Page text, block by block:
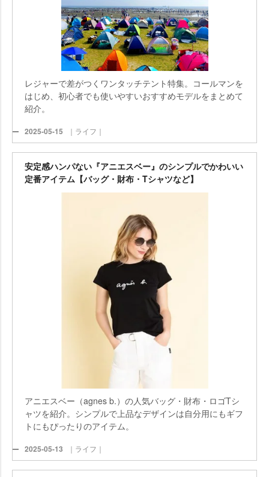
レジャーで差がつくワンタッチテント特集。コールマンを
はじめ、初心者でも使いやすいおすすめモデルをまとめて
紹介。
2025-05-15 ｜ライフ｜
安定感ハンパない『アニエスベー』のシンプルでかわいい
定番アイテム【バッグ・財布・Tシャツなど】
アニエスベー（agnes b.）の人気バッグ・財布・ロゴTシ
ャツを紹介。シンプルで上品なデザインは自分用にもギフ
トにもぴったりのアイテム。
2025-05-13 ｜ライフ｜